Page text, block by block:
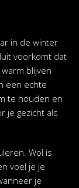
in de winter
voorkomt dat
blijven
een echte
te houden en
je gezicht als
Wol is
voel je je
je